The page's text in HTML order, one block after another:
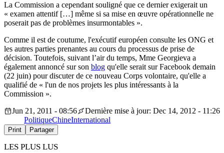
La Commission a cependant souligné que ce dernier exigerait un
« examen attentif […] même si sa mise en œuvre opérationnelle ne
poserait pas de problèmes insurmontables ».
Comme il est de coutume, l'exécutif européen consulte les ONG et
les autres parties prenantes au cours du processus de prise de
décision. Toutefois, suivant l’air du temps, Mme Georgieva a
également annoncé sur son blog qu'elle serait sur Facebook demain
(22 juin) pour discuter de ce nouveau Corps volontaire, qu'elle a
qualifié de « l'un de nos projets les plus intéressants à la
Commission ».
Jun 21, 2011 - 08:56
Dernière mise à jour: Dec 14, 2012 - 11:26
PolitiqueChineInternational
Print Partager
LES PLUS LUS